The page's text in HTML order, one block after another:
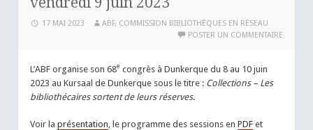
17 MAI 2023
ABF, COMMISSION BIBLIOTHÈQUES EN RÉSEAU
POSTER UN COMMENTAIRE
L’ABF organise son 68e congrès à Dunkerque du 8 au 10 juin
2023 au Kursaal de Dunkerque sous le titre : Collections – Les
bibliothécaires sortent de leurs réserves.
Voir laprésentation, le programme des sessions enPDF et